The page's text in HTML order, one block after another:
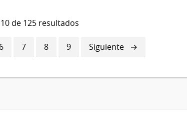
de 125 resultados
Página
6 Página
7 Página
8 Página
9
Siguiente
página
Siguiente